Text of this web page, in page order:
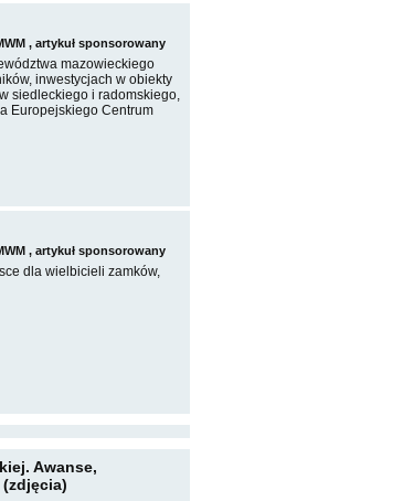
, artykuł sponsorowany
mazowieckiego
inwestycjach w obiekty
siedleckiego i radomskiego,
Europejskiego Centrum
, artykuł sponsorowany
dla wielbicieli zamków,
Awanse,